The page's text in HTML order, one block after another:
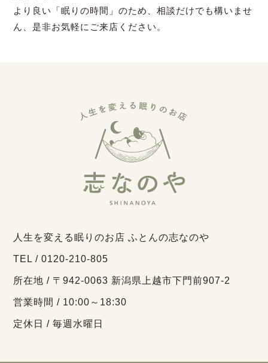
より良い「眠りの時間」のため、相談だけでも構いませ
ん、是非お気軽にご来店ください。
人生を変える眠りのお店 ふとんの志なのや
TEL / 0120-210-805
所在地 / 〒942-0063 新潟県上越市下門前907-2
営業時間 / 10:00～18:30
定休日 / 毎週水曜日